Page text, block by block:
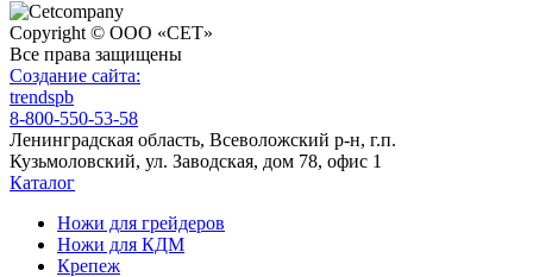
Copyright © ООО «СЕТ»
Все права защищены
Создание сайта:
trendspb
8-800-550-53-58
Ленинградская область, Всеволожский р-н, г.п.
Кузьмоловский, ул. Заводская, дом 78, офис 1
Каталог
Ножи для грейдеров
Ножи для КДМ
Крепеж